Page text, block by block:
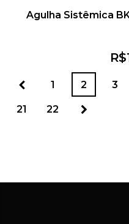
Agulha Sistêmica
R$
1 2 3
21 22